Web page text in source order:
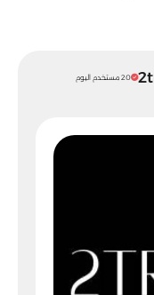
20 مستخدم اليوم